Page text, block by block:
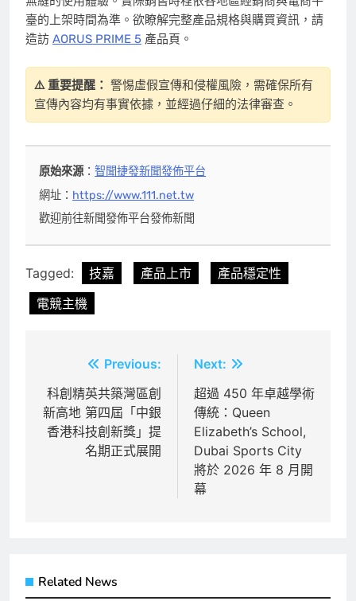
臺的上架時間為準。欲瞭解完整產品規格與購買資訊，請
造訪 AORUS PRIME 5 產品頁。
⚠️ 重要提醒： 警惕虛假宣傳和侵權風險，需確保所有
宣傳內容均有事實依據，並經過仔細的法律審查。
原始來源：智聞捷發新聞發佈平台
網址： https://www.111.net.tw
歡迎前往新聞發佈平台發佈新聞
Tagged: 技嘉 產品上市
產品穩定性
電競主機
章
導
Previous:
科創精英共築灣區創
新高地 第四屆「中銀
香港科技創新獎」提
名期正式展開
Next:
超過 450 年卓越學術
傳統：Queen
Elizabeth’s School,
Dubai Sports City
將於 2026 年 8 月開
幕
Related News